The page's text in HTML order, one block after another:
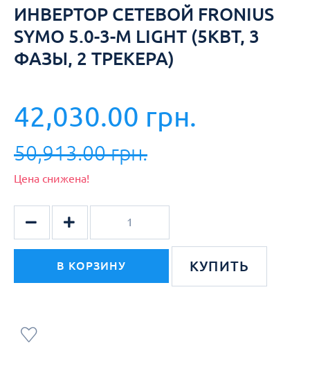
ИНВЕРТОР СЕТЕВОЙ FRONIUS
SYMO 5.0-3-M LIGHT (5КВТ, 3
ФАЗЫ, 2 ТРЕКЕРА)
42,030.00 грн.
50,913.00 грн.
Цена снижена!
В КОРЗИНУ КУПИТЬ